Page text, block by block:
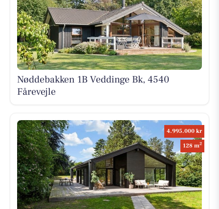
Nøddebakken 1B Veddinge Bk, 4540
Fårevejle
4.995.000 kr
128 m2